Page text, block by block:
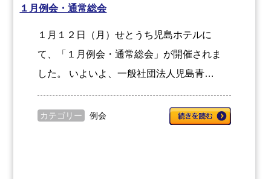
１月例会・通常総会
１月１２日（月）せとうち児島ホテルに
て、「１月例会・通常総会」が開催されま
した。 いよいよ、一般社団法人児島青…
カテゴリー 例会